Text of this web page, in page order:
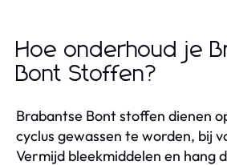
Hoe onderhoud je
Bont Stoffen?
Brabantse Bont stoffen dienen
cyclus gewassen te worden, bij
Vermijd bleekmiddelen en hang